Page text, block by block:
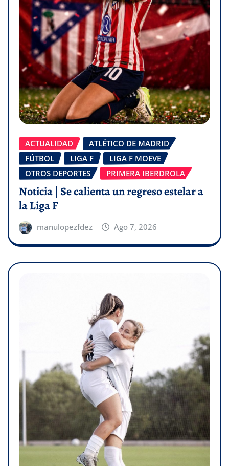
ACTUALIDAD
ATLÉTICO DE MADRID
FÚTBOL
LIGA F
LIGA F MOEVE
OTROS DEPORTES
PRIMERA IBERDROLA
Noticia | Se calienta un regreso estelar a
la Liga F
manulopezfdez Ago 7, 2026